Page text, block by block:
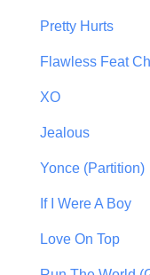
Pretty Hurts
Flawless Feat
XO
Jealous
Yonce (Partition)
If I Were A Boy
Love On Top